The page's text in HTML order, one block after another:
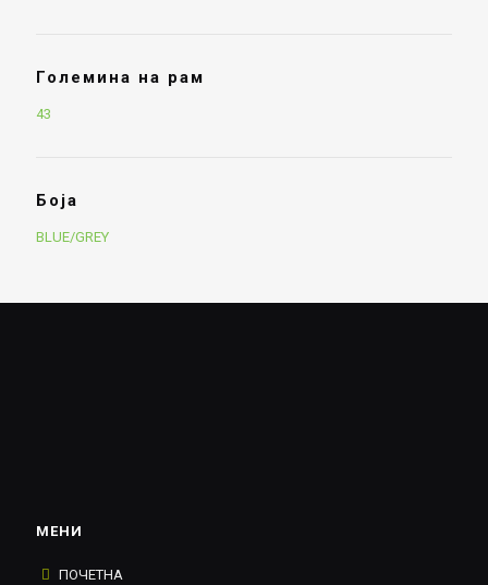
Големина на рам
43
Боја
BLUE/GREY
МЕНИ
ПОЧЕТНА